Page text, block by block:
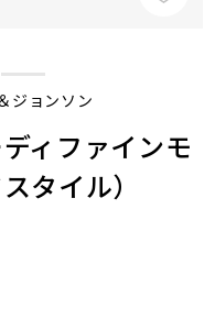
ジョンソン
ィファインモ
タイル）